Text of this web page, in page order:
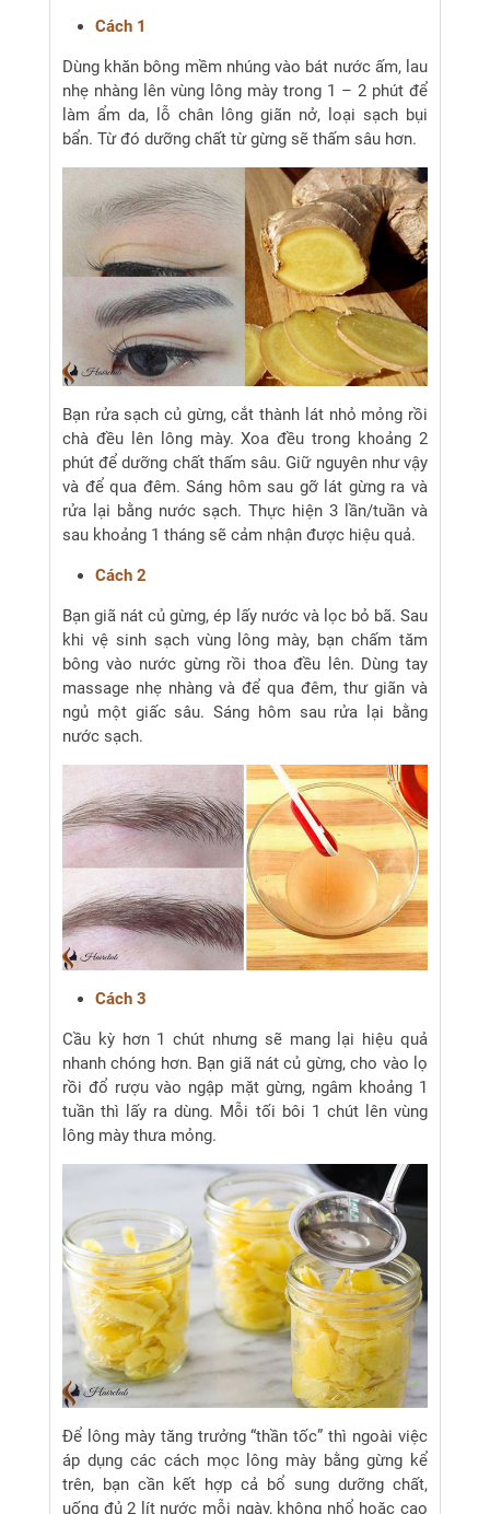
Cách 1
Dùng khăn bông mềm nhúng vào bát nước ấm, lau
nhẹ nhàng lên vùng lông mày trong 1 – 2 phút để
làm ẩm da, lỗ chân lông giãn nở, loại sạch bụi
bẩn. Từ đó dưỡng chất từ gừng sẽ thấm sâu hơn.
Bạn rửa sạch củ gừng, cắt thành lát nhỏ mỏng rồi
chà đều lên lông mày. Xoa đều trong khoảng 2
phút để dưỡng chất thấm sâu. Giữ nguyên như vậy
và để qua đêm. Sáng hôm sau gỡ lát gừng ra và
rửa lại bằng nước sạch. Thực hiện 3 lần/tuần và
sau khoảng 1 tháng sẽ cảm nhận được hiệu quả.
Cách 2
Bạn giã nát củ gừng, ép lấy nước và lọc bỏ bã. Sau
khi vệ sinh sạch vùng lông mày, bạn chấm tăm
bông vào nước gừng rồi thoa đều lên. Dùng tay
massage nhẹ nhàng và để qua đêm, thư giãn và
ngủ một giấc sâu. Sáng hôm sau rửa lại bằng
nước sạch.
Cách 3
Cầu kỳ hơn 1 chút nhưng sẽ mang lại hiệu quả
nhanh chóng hơn. Bạn giã nát củ gừng, cho vào lọ
rồi đổ rượu vào ngập mặt gừng, ngâm khoảng 1
tuần thì lấy ra dùng. Mỗi tối bôi 1 chút lên vùng
lông mày thưa mỏng.
Để lông mày tăng trưởng “thần tốc” thì ngoài việc
áp dụng các cách mọc lông mày bằng gừng kể
trên, bạn cần kết hợp cả bổ sung dưỡng chất,
uống đủ 2 lít nước mỗi ngày, không nhổ hoặc cạo